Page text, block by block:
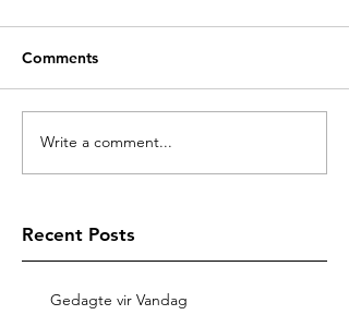
Comments
Write a comment...
Recent Posts
Gedagte vir Vandag